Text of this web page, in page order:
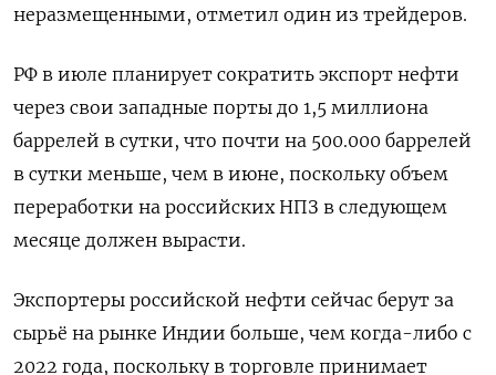
неразмещенными, отметил один из трейдеров.
РФ в июле планирует сократить экспорт нефти
через свои западные порты до 1,5 миллиона
баррелей в сутки, что почти на 500.000 баррелей
в сутки меньше, чем в июне, поскольку объем
переработки на российских НПЗ в следующем
месяце должен вырасти.
Экспортеры российской нефти сейчас берут за
сырьё на рынке Индии больше, чем когда-либо с
2022 года, поскольку в торговле принимает